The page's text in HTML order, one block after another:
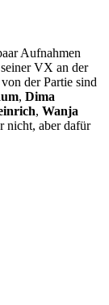
Aufnahmen
VX an der
der Partie sind
, Dima
, Wanja
nicht, aber dafür